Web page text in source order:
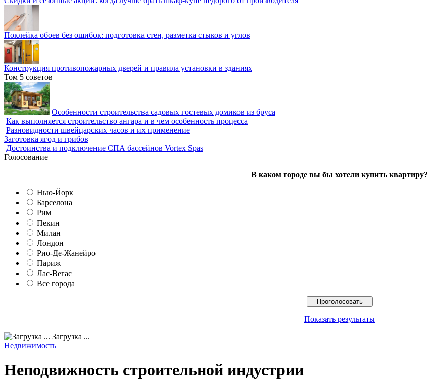
Поклейка обоев без ошибок: подготовка стен, разметка стыков и углов
Конструкция противопожарных дверей и правила установки в зданиях
Том 5 советов
Особенности строительства садовых гостевых домиков из бруса
Как выполняется строительство ангара и в чем особенность процесса
Разновидности швейцарских часов и их применение
Заготовка ягод и грибов
Достоинства и подключение СПА бассейнов Vortex Spas
Голосование
В каком городе вы бы хотели купить квартиру?
Нью-Йорк
Барселона
Рим
Пекин
Милан
Лондон
Рио-Де-Жанейро
Париж
Лас-Вегас
Все города
Показать результаты
Загрузка ...
Недвижимость
Неподвижность строительной индустрии